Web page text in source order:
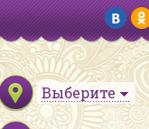
Выберите